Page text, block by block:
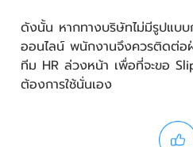
ดังนั้น หากทางบริษัทไม่มีรูปแบ
ออนไลน์ พนักงานจึงควรติดต่อ
ทีม HR ล่วงหน้า เพื่อที่จะขอ
ต้องการใช้นั่นเอง